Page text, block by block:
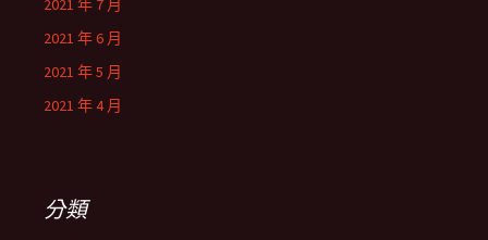
2021 年 7 月
2021 年 6 月
2021 年 5 月
2021 年 4 月
分類